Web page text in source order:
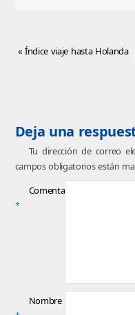
« Índice viaje hasta Holanda
Deja una
Tu dirección de correo
campos obligatorios están
Comentario
*
Nombre